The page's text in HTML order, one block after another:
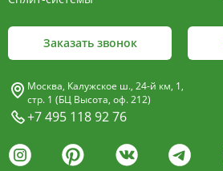
Заказать звонок
Москва, Калужское ш., 24-й км, 1,
стр. 1 (БЦ Высота, оф. 212)
+7 495 118 92 76